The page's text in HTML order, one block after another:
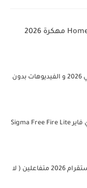
تحميل لعبة Homescapes مهكرة 2026
تحميل برنامج تنزيل اغاني 2026 و الفيديوهات بدون
تحميل لعبة سيجما فري فاير Sigma Free Fire Lite
برنامج زيادة متابعين انستقرام 2026 متفاعلين ( لا